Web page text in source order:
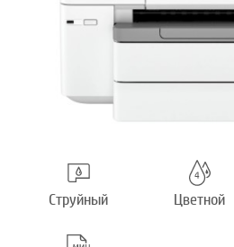
Струйный Цветной